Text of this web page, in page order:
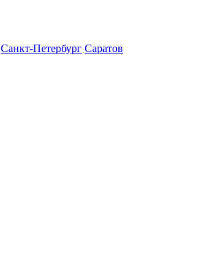
Санкт-Петербург Саратов